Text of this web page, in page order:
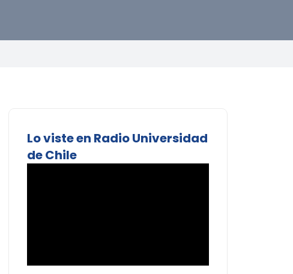
Lo viste en Radio Universidad
de Chile